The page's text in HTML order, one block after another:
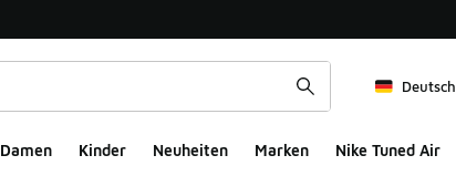
Deutsch
Damen Kinder Neuheiten Marken Nike Tuned Air